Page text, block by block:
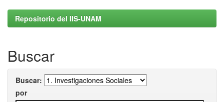
Repositorio del IIS-UNAM
Buscar
Buscar:
por